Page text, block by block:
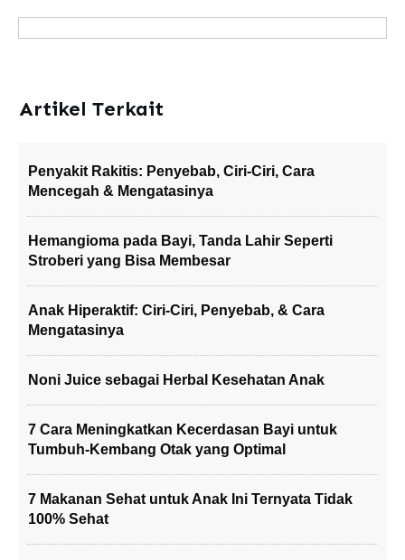
Artikel Terkait
Penyakit Rakitis: Penyebab, Ciri-Ciri, Cara
Mencegah & Mengatasinya
Hemangioma pada Bayi, Tanda Lahir Seperti
Stroberi yang Bisa Membesar
Anak Hiperaktif: Ciri-Ciri, Penyebab, & Cara
Mengatasinya
Noni Juice sebagai Herbal Kesehatan Anak
7 Cara Meningkatkan Kecerdasan Bayi untuk
Tumbuh-Kembang Otak yang Optimal
7 Makanan Sehat untuk Anak Ini Ternyata Tidak
100% Sehat